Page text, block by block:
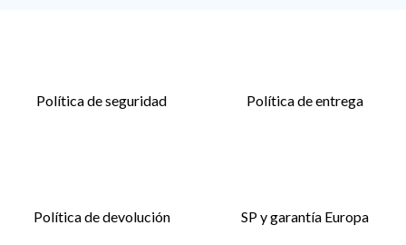
Política de seguridad Política de entrega
Política de devolución SP y garantía Europa